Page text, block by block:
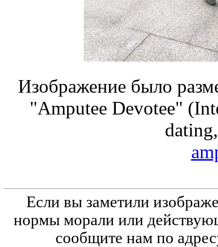
Изображение было
"Amputee Devotee"
Если вы заметили
нормы морали или
сообщите нам по